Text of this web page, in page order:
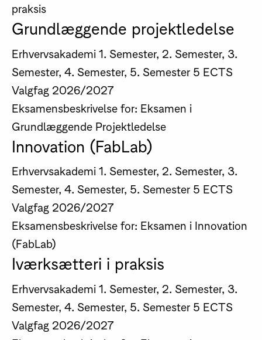
praksis
Grundlæggende projektledelse
Erhvervsakademi 1. Semester, 2. Semester, 3.
Semester, 4. Semester, 5. Semester 5 ECTS
Valgfag 2026/2027
Eksamensbeskrivelse for: Eksamen i
Grundlæggende Projektledelse
Innovation (FabLab)
Erhvervsakademi 1. Semester, 2. Semester, 3.
Semester, 4. Semester, 5. Semester 5 ECTS
Valgfag 2026/2027
Eksamensbeskrivelse for: Eksamen i Innovation
(FabLab)
Iværksætteri i praksis
Erhvervsakademi 1. Semester, 2. Semester, 3.
Semester, 4. Semester, 5. Semester 5 ECTS
Valgfag 2026/2027